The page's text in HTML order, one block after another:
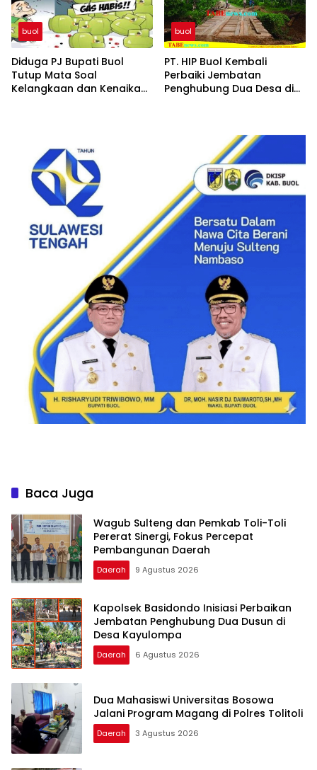
buol
Diduga PJ Bupati Buol
Tutup Mata Soal
Kelangkaan dan Kenaikan
buol
PT. HIP Buol Kembali
Perbaiki Jembatan
Penghubung Dua Desa di
Baca Juga
Wagub Sulteng dan Pemkab Toli-Toli
Pererat Sinergi, Fokus Percepat
Pembangunan Daerah
Daerah 9 Agustus 2026
Kapolsek Basidondo Inisiasi Perbaikan
Jembatan Penghubung Dua Dusun di
Desa Kayulompa
Daerah 6 Agustus 2026
Dua Mahasiswi Universitas Bosowa
Jalani Program Magang di Polres Tolitoli
Daerah 3 Agustus 2026